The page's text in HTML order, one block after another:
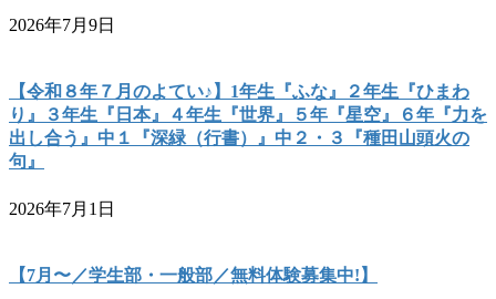
2026年7月9日
【令和８年７月のよてい♪】1年生『ふな』２年生『ひまわ
り』３年生『日本』４年生『世界』５年『星空』６年『力を
出し合う』中１『深緑（行書）』中２・３『種田山頭火の
句』
2026年7月1日
【7月〜／学生部・一般部／無料体験募集中!】